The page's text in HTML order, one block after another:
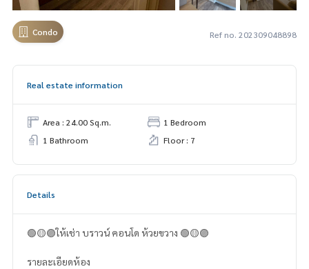
Condo Ref no. 202309048898
Real estate information
Area : 24.00 Sq.m.
1 Bedroom
1 Bathroom
Floor : 7
Details
🟢🟡🟣ให้เช่า บราวน์ คอนโด ห้วยขวาง 🟢🟡🟣
รายละเอียดห้อง